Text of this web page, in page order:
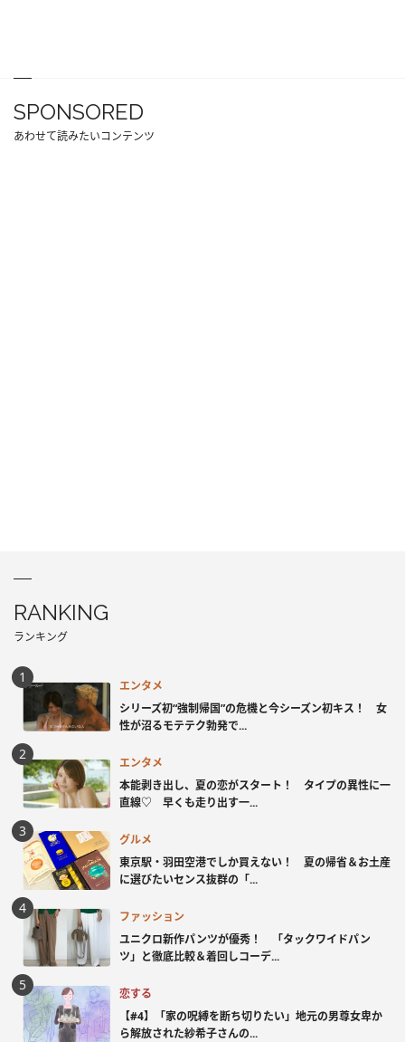
SPONSORED
あわせて読みたいコンテンツ
RANKING
ランキング
エンタメ
シリーズ初“強制帰国”の危機と今シーズン初キス！ 女
性が沼るモテテク勃発で...
エンタメ
本能剥き出し、夏の恋がスタート！ タイプの異性に一
直線♡ 早くも走り出す一...
グルメ
東京駅・羽田空港でしか買えない！ 夏の帰省＆お土産
に選びたいセンス抜群の「...
ファッション
ユニクロ新作パンツが優秀！ 「タックワイドパン
ツ」と徹底比較＆着回しコーデ...
恋する
【#4】「家の呪縛を断ち切りたい」地元の男尊女卑か
ら解放された紗希子さんの...